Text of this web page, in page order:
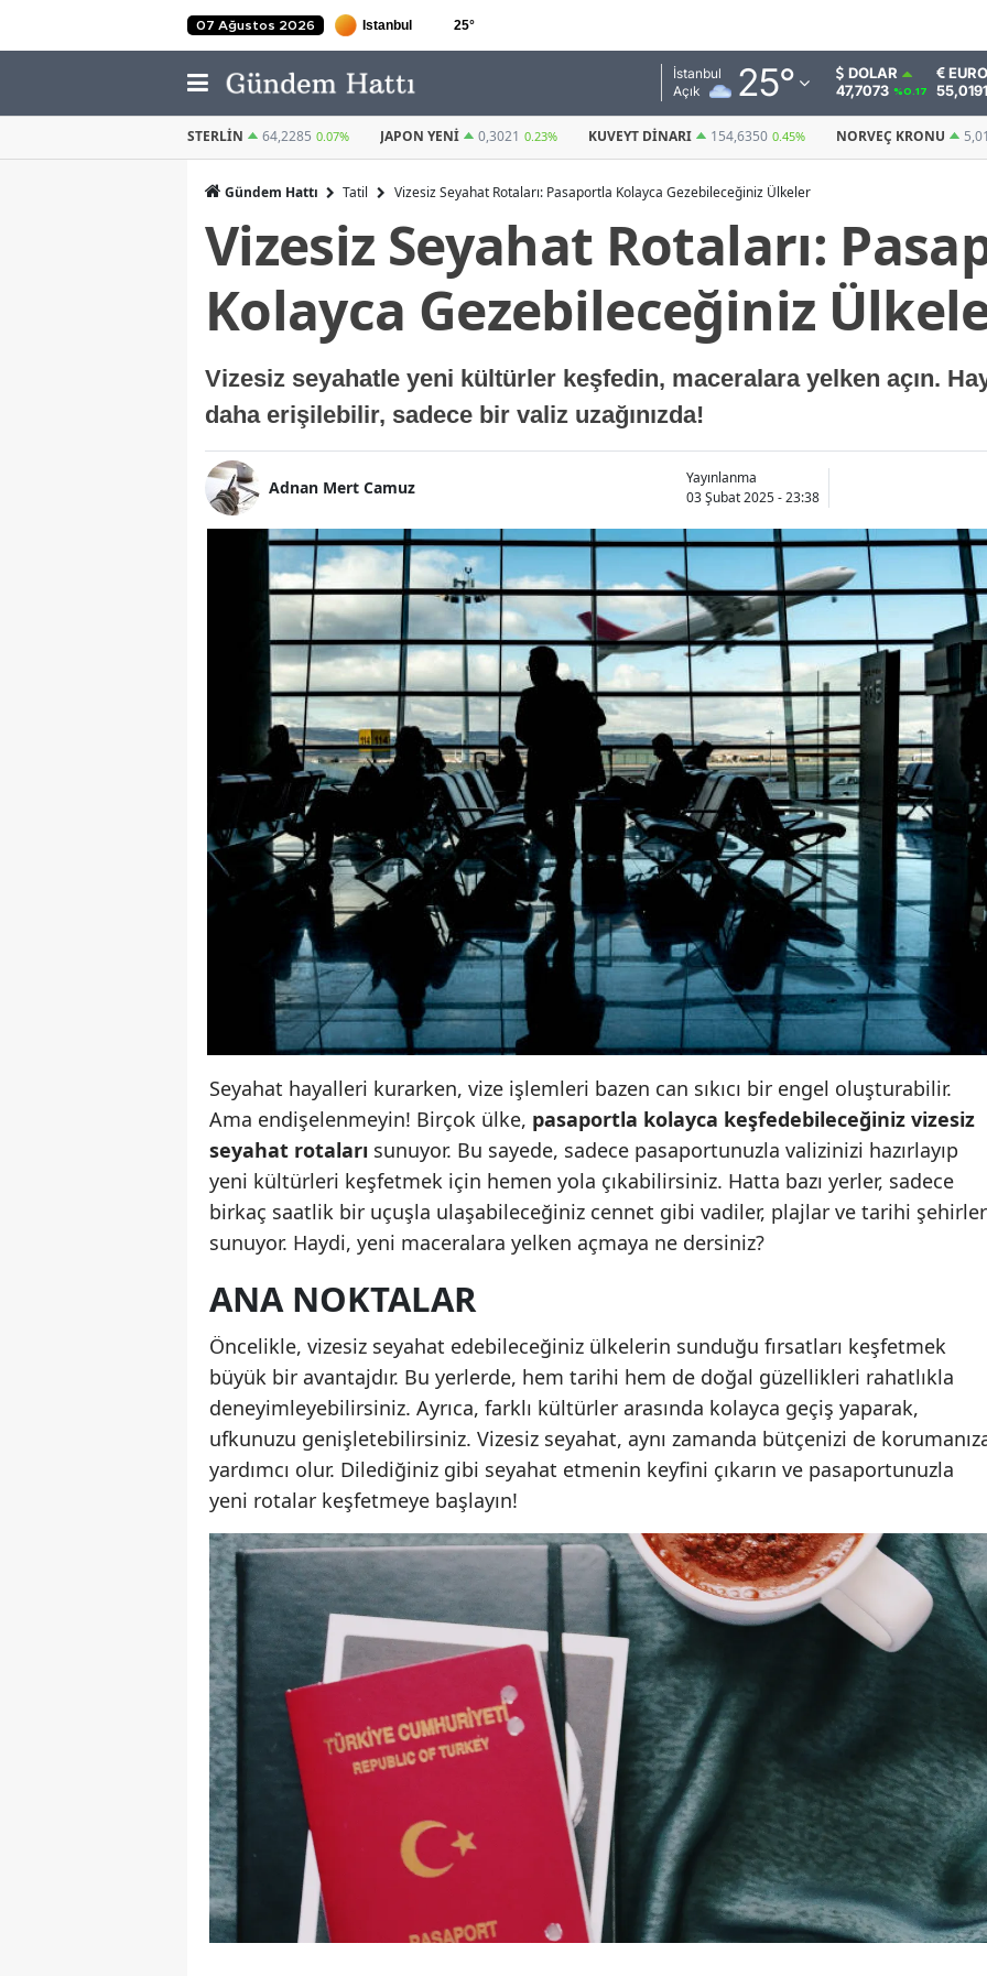
07 Ağustos 2026 25°
İstanbul
Açık
25°
Adana
Adıyaman
Afyonkarahisar
Ağrı
Amasya
Ankara
Antalya
Artvin
Aydın
Balıkesir
Bitlis
Bolu
Burdur
Bursa
Çanakkale
Çankırı
Çorum
Denizli
Diyarbakır
Edirne
Elazığ
Erzurum
Eskişehir
Gaziantep
Hakkari
Hatay
Isparta
İstanbul
İzmir
Kastamonu
Kayseri
Kırklareli
Kırşehir
Kocaeli
Konya
DOLAR
47,7073 %0.17
EURO
55,0191
JAPON YENI 0,3021 0.23% KUVEYT DINARI 154,6350 0.45% NORVEÇ KRONU 5,0134 0.46% BITCOIN(USDT)
Gündem Hattı Tatil Vizesiz Seyahat Rotaları: Pasaportla Kolayca Gezebileceğiniz Ülkeler
Vizesiz Seyahat Rotaları:
Kolayca Gezebileceğiniz
Vizesiz seyahatle yeni kültürler keşfedin, maceralara yelken açın.
daha erişilebilir, sadece bir valiz uzağınızda!
Adnan Mert Camuz
Yayınlanma
03 Şubat 2025 - 23:38
Seyahat hayalleri kurarken, vize işlemleri bazen can sıkıcı bir engel oluşturabilir.
Ama endişelenmeyin! Birçok ülke, pasaportla kolayca keşfedebileceğiniz vizesiz
seyahat rotaları sunuyor. Bu sayede, sadece pasaportunuzla valizinizi hazırlayıp
yeni kültürleri keşfetmek için hemen yola çıkabilirsiniz. Hatta bazı yerler, sadece
birkaç saatlik bir uçuşla ulaşabileceğiniz cennet gibi vadiler, plajlar ve tarihi şehirler
sunuyor. Haydi, yeni maceralara yelken açmaya ne dersiniz?
ANA NOKTALAR
Öncelikle, vizesiz seyahat edebileceğiniz ülkelerin sunduğu fırsatları keşfetmek
büyük bir avantajdır. Bu yerlerde, hem tarihi hem de doğal güzellikleri rahatlıkla
deneyimleyebilirsiniz. Ayrıca, farklı kültürler arasında kolayca geçiş yaparak,
ufkunuzu genişletebilirsiniz. Vizesiz seyahat, aynı zamanda bütçenizi de
yardımcı olur. Dilediğiniz gibi seyahat etmenin keyfini çıkarın ve pasaportunuzla
yeni rotalar keşfetmeye başlayın!